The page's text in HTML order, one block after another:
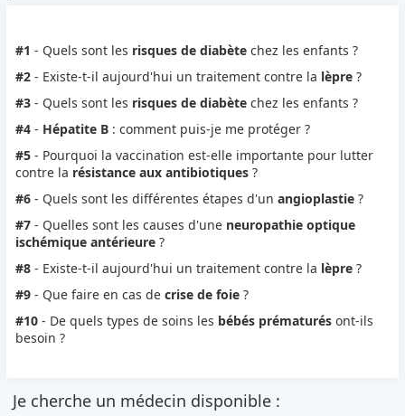
#1 - Quels sont les risques de diabète chez les enfants ?
#2 - Existe-t-il aujourd'hui un traitement contre la lèpre ?
#3 - Quels sont les risques de diabète chez les enfants ?
#4 - Hépatite B : comment puis-je me protéger ?
#5 - Pourquoi la vaccination est-elle importante pour lutter
contre la résistance aux antibiotiques ?
#6 - Quels sont les différentes étapes d'unangioplastie ?
#7 - Quelles sont les causes d'une neuropathie optique
ischémique antérieure ?
#8 - Existe-t-il aujourd'hui un traitement contre la lèpre ?
#9 - Que faire en cas decrise de foie ?
#10 - De quels types de soins les bébés prématurés ont-ils
besoin ?
Je cherche un médecin disponible :